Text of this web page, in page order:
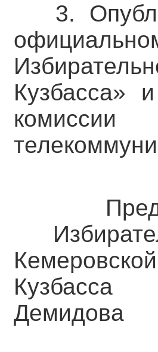
3.
Кузбасса»
Демидова